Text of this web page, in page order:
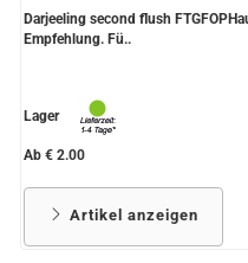
Darjeeling second flush
Empfehlung. Fü..
Lager
Ab € 2.00
Artikel anzeigen